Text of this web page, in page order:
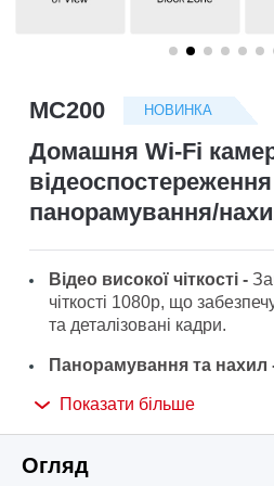
MC200 НОВИНКА
Домашня Wi-Fi
панорамування/
Відео високої чіткості -
чіткості 1080p, що
та деталізовані кадри.
Панорамування та нахил
повне покриття площі.
цілодобово, забезпечуючи,
Показати більше
Огляд